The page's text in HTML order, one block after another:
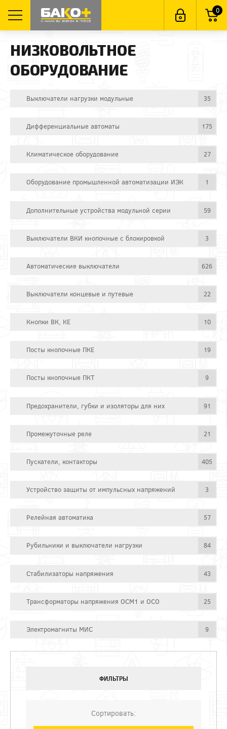
0
НИЗКОВОЛЬТНОЕ
ОБОРУДОВАНИЕ
Выключатели нагрузки модульные 35
Дифференциальные автоматы 175
Климатическое оборудование 27
Оборудование промышленной автоматизации ИЭК 1
Дополнительные устройства модульной серии 59
Выключатели ВКИ кнопочные с блокировкой 3
Автоматические выключатели 626
Выключатели концевые и путевые 22
Кнопки ВК, КЕ 10
Посты кнопочные ПКЕ 19
Посты кнопочные ПКТ 9
Предохранители, губки и изоляторы для них 91
Промежуточные реле 21
Пускатели, контакторы 405
Устройство защиты от импульсных напряжений 3
Релейная автоматика 57
Рубильники и выключатели нагрузки 84
Стабилизаторы напряжения 43
Трансформаторы напряжения ОСМ1 и ОСО 25
Электромагниты МИС 9
ФИЛЬТРЫ
Сортировать: